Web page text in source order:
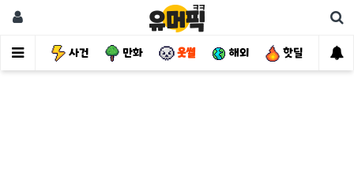
유머 사건 만화 웃썰 해외 핫딜 자